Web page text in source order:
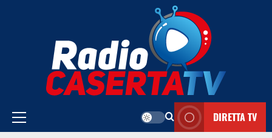
Menu
DIRETTA TV